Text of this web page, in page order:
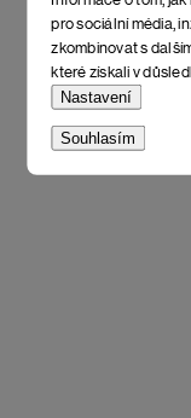
pro sociální média,
zkombinovat s
které získali v
Nastavení
Souhlasím